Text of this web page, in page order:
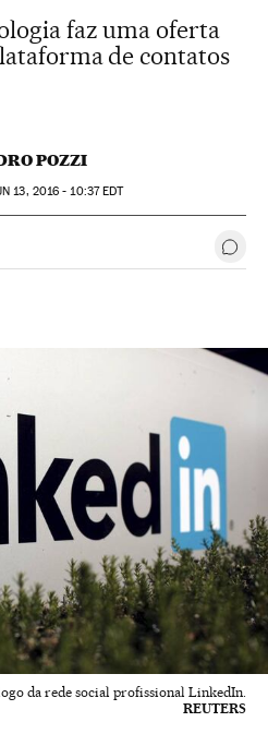
faz uma oferta
de contatos
POZZI
13, 2016 - 10:37EDT
Sociales
da rede social profissional LinkedIn.
REUTERS